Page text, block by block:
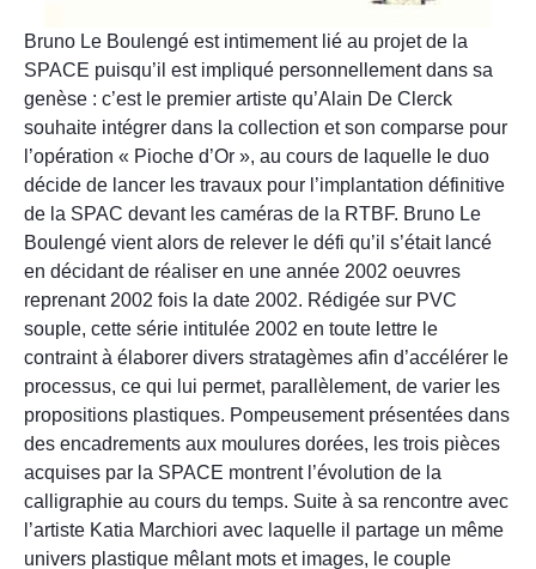
Bruno Le Boulengé est intimement lié au projet de la
SPACE puisqu’il est impliqué personnellement dans sa
genèse : c’est le premier artiste qu’Alain De Clerck
souhaite intégrer dans la collection et son comparse pour
l’opération « Pioche d’Or », au cours de laquelle le duo
décide de lancer les travaux pour l’implantation définitive
de la SPAC devant les caméras de la RTBF. Bruno Le
Boulengé vient alors de relever le défi qu’il s’était lancé
en décidant de réaliser en une année 2002 oeuvres
reprenant 2002 fois la date 2002. Rédigée sur PVC
souple, cette série intitulée 2002 en toute lettre le
contraint à élaborer divers stratagèmes afin d’accélérer le
processus, ce qui lui permet, parallèlement, de varier les
propositions plastiques. Pompeusement présentées dans
des encadrements aux moulures dorées, les trois pièces
acquises par la SPACE montrent l’évolution de la
calligraphie au cours du temps. Suite à sa rencontre avec
l’artiste Katia Marchiori avec laquelle il partage un même
univers plastique mêlant mots et images, le couple